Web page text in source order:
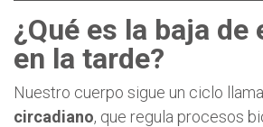
¿Qué es la baja de
en la tarde?
Nuestro cuerpo sigue un ciclo
circadiano, que regula procesos